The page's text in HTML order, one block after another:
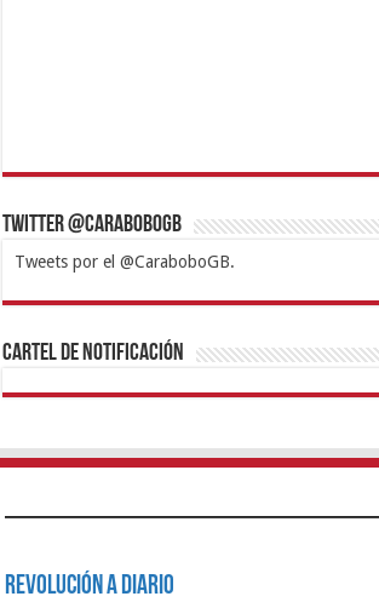
Twitter @CaraboboGB
Tweets por el @CaraboboGB.
1xbetBetturkeyBetistKralbetSupertotobet
https://mvbcasino.com/
Cartel de Notificación
Revolución a Diario